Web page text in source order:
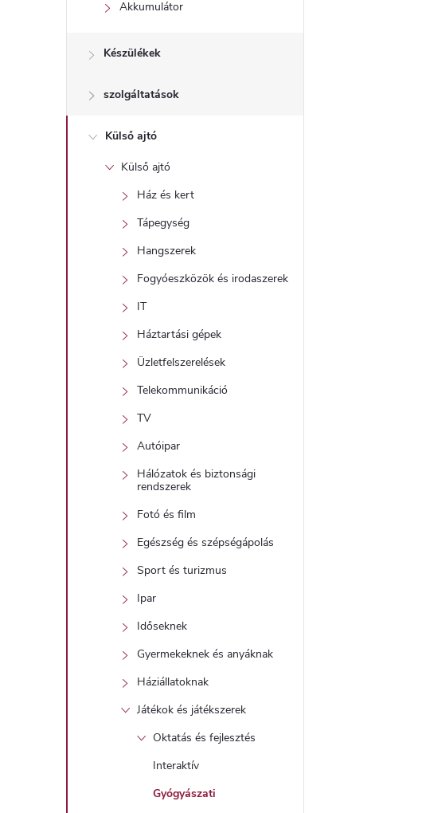
Akkumulátor
Készülékek
szolgáltatások
Külső ajtó
Külső ajtó
Ház és kert
Tápegység
Hangszerek
Fogyóeszközök és irodaszerek
IT
Háztartási gépek
Üzletfelszerelések
Telekommunikáció
TV
Autóipar
Hálózatok és biztonsági
rendszerek
Fotó és film
Egészség és szépségápolás
Sport és turizmus
Ipar
Időseknek
Gyermekeknek és anyáknak
Háziállatoknak
Játékok és játékszerek
Oktatás és fejlesztés
Interaktív
Gyógyászati